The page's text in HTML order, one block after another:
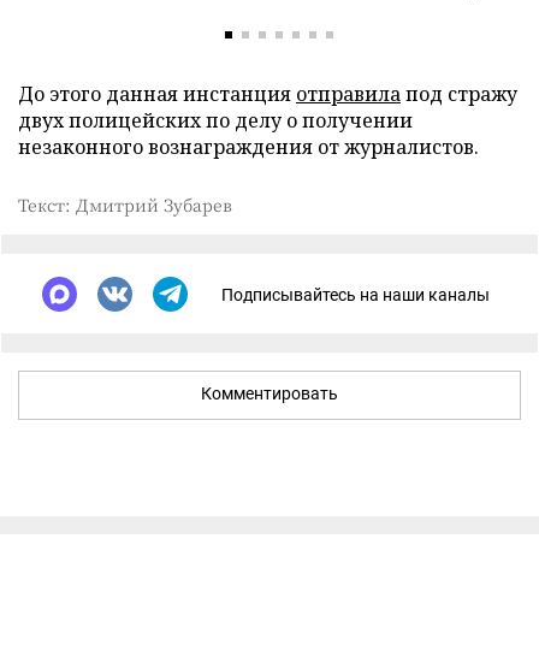
До этого данная инстанция отправилапод стражу
двух полицейских по делу о получении
незаконного вознаграждения от журналистов.
Текст: Дмитрий Зубарев
Подписывайтесь на наши каналы
Комментировать